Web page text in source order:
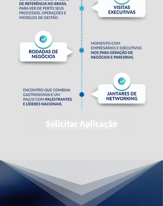
Solicitar Aplicação